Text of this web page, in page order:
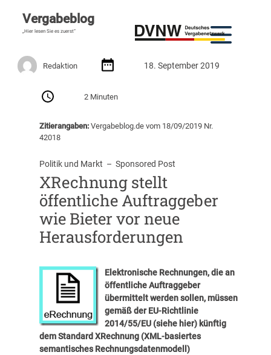
Vergabeblog
„Hier lesen Sie es zuerst“
Redaktion 18. September 2019
2 Minuten
Zitierangaben:Vergabeblog.de vom 18/09/2019 Nr.
42018
Politik und Markt
  –
Sponsored Post
XRechnung stellt
öffentliche Auftraggeber
wie Bieter vor neue
Herausforderungen
Elektronische Rechnungen, die an
öffentliche Auftraggeber
übermittelt werden sollen, müssen
gemäß der EU-Richtlinie
2014/55/EU (siehe hier) künftig
dem Standard XRechnung (XML-basiertes
semantisches Rechnungsdatenmodell)